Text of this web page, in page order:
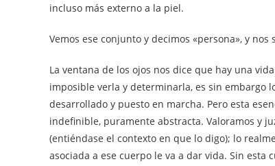
incluso más externo a la piel.
Vemos ese conjunto y decimos «persona», y
La ventana de los ojos nos dice que hay una
imposible verla y determinarla, es sin embargo
desarrollado y puesto en marcha. Pero esta
indefinible, puramente abstracta. Valoramos y
(entiéndase el contexto en que lo digo); lo
asociada a ese cuerpo le va a dar vida. Sin